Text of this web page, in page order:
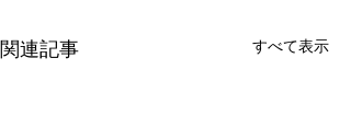
関連記事 すべて表示